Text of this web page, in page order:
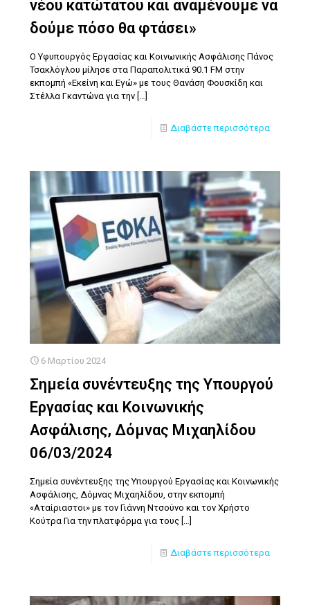
νέου κατώτατου και αναμένουμε να
δούμε πόσο θα φτάσει»
Ο Υφυπουργός Εργασίας και Κοινωνικής Ασφάλισης Πάνος
Τσακλόγλου μίλησε στα Παραπολιτικά 90.1 FM στην
εκπομπή «Εκείνη και Εγώ» με τους Θανάση Φουσκίδη και
Στέλλα Γκαντώνα για την […]
Διαβάστε περισσότερα
6 Μαρτίου 2024
Σημεία συνέντευξης της Υπουργού
Εργασίας και Κοινωνικής
Ασφάλισης, Δόμνας Μιχαηλίδου
06/03/2024
Σημεία συνέντευξης της Υπουργού Εργασίας και Κοινωνικής
Ασφάλισης, Δόμνας Μιχαηλίδου, στην εκπομπή
«Αταίριαστοι» με τον Γιάννη Ντσούνο και τον Χρήστο
Κούτρα Για την πλατφόρμα για τους […]
Διαβάστε περισσότερα